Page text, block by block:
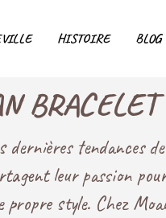
HISTOIRE BLOG
BRACELET
tendances
leur passion
style. Chez